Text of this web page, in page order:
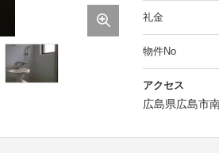
礼金
物件No
アクセス
広島県広島市